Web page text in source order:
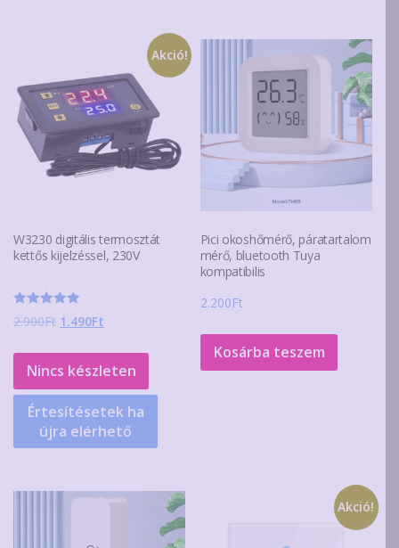
Akció!
W3230 digitális termosztát
kettős kijelzéssel, 230V
Értékelés:
5.00
2.900Ft Original
was:
2.900Ft.
1.490Ft
is:
1.490Ft.
Nincs készleten
Értesítésetek ha
újra elérhető
Pici okoshőmérő, páratartalom
mérő, bluetooth Tuya
kompatibilis
2.200Ft
Kosárba teszem
Akció!